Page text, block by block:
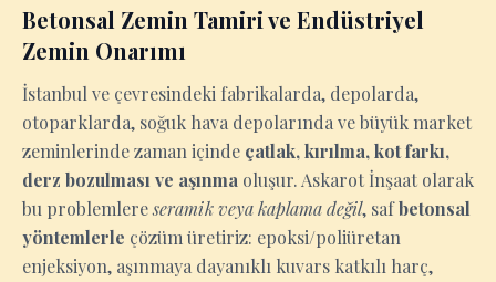
Betonsal Zemin Tamiri ve Endüstriyel
Zemin Onarımı
İstanbul ve çevresindeki fabrikalarda, depolarda,
otoparklarda, soğuk hava depolarında ve büyük market
zeminlerinde zaman içinde çatlak, kırılma, kot farkı,
derz bozulması ve aşınma oluşur. Askarot İnşaat olarak
bu problemlereseramik veya kaplama değil, safbetonsal
yöntemlerle çözüm üretiriz: epoksi/poliüretan
enjeksiyon, aşınmaya dayanıklı kuvars katkılı harç,